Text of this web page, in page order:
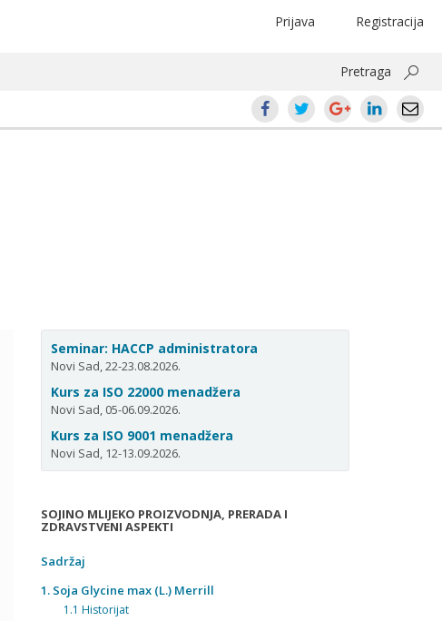
Registracija
Prijava
Pretraga
Seminar: HACCP administratora
Novi Sad, 22-23.08.2026.
Kurs za ISO 22000 menadžera
Novi Sad, 05-06.09.2026.
Kurs za ISO 9001 menadžera
Novi Sad, 12-13.09.2026.
SOJINO MLIJEKO PROIZVODNJA, PRERADA I
ZDRAVSTVENI ASPEKTI
Sadržaj
1. Soja Glycine max (L.) Merrill
1.1 Historijat